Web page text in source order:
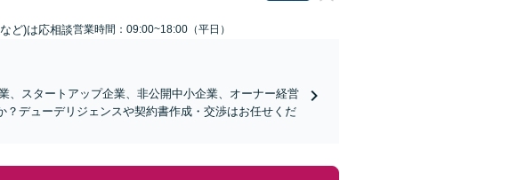
ど)は応相談営業時間：09:00~18:00（平日）
、スタートアップ企業、非公開中小企業、オーナー経営
デューデリジェンスや契約書作成・交渉はお任せくだ